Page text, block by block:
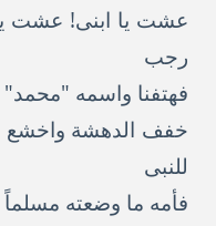
عشت يا ابنى! عشت
رجب
فهتفنا واسمه "محمد"
خفف الدهشة
للنبى
فأمه ما وضعته